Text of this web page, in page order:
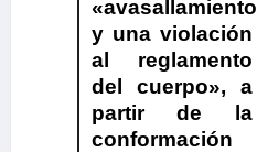
«avasallamiento
y una violación
al reglamento
del cuerpo», a
partir de la
conformación